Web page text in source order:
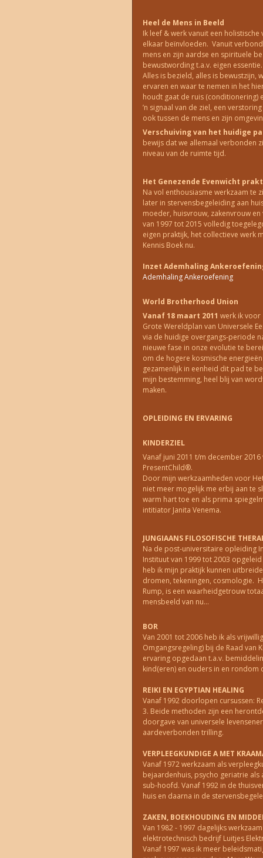
Heel de Mens in Beeld
Ik leef & werk vanuit een
elkaar beïnvloeden. Vanuit
mens en zijn aardse en spirituele
bewustwording t.a.v. eigen essentie.
Alles is bezield, alles is bewustzijn,
ervaren en waar te nemen in het
houdt gaat de ruis (conditionering)
’n signaal van de ziel, een
ook tussen de mens en zijn
Verschuiving van het huidige
bewijs dat we allemaal verbonden
niveau van de ruimte tijd.
Het Genezende Evenwicht
Na vol enthousiasme werkzaam te
later in stervensbegeleiding aan
moeder, huisvrouw, zakenvrouw
van 1997 tot 2015 volledig
eigen praktijk, het collectieve werk
Kennis Boek nu.
Inzet Ademhaling
Ademhaling Ankeroefening
World Brotherhood Union
Vanaf 18 maart 2011 werk ik
Grote Wereldplan van Universele
via de huidige overgangs-periode
nieuwe fase in onze evolutie te
om de hogere kosmische
gezamenlijk in eenheid dit pad te
mijn bestemming, heel blij van
maken.
OPLEIDING EN ERVARING
KINDERZIEL
Vanaf juni 2011 t/m december
PresentChild®.
Door mijn werkzaamheden voor
niet meer mogelijk me erbij aan te
warm hart toe en als prima
intitiator Janita Venema.
JUNGIAANS FILOSOFISCHE
Na de post-universitaire opleiding
Instituut van 1999 tot 2003
heb ik mijn praktijk kunnen
dromen, tekeningen, cosmologie.
Rump, is een waarheidgetrouw
mensbeeld van nu...
BOR
Van 2001 tot 2006 heb ik als
Omgangsregeling) bij de Raad van
ervaring opgedaan t.a.v.
kind(eren) en ouders in en rondom
REIKI EN EGYPTIAN HEALING
Vanaf 1992 doorlopen cursussen:
3. Beide methoden zijn een
doorgave van universele
aardeverbonden trilling.
VERPLEEGKUNDIGE A MET
Vanaf 1972 werkzaam als
bejaardenhuis, psycho geriatrie
sub-hoofd. Vanaf 1992 in de
huis en daarna in de
ZAKEN, BOEKHOUDING EN
Van 1982 - 1997 dagelijks
elektrotechnisch bedrijf Luitjes
Vanaf 1997 was ik meer